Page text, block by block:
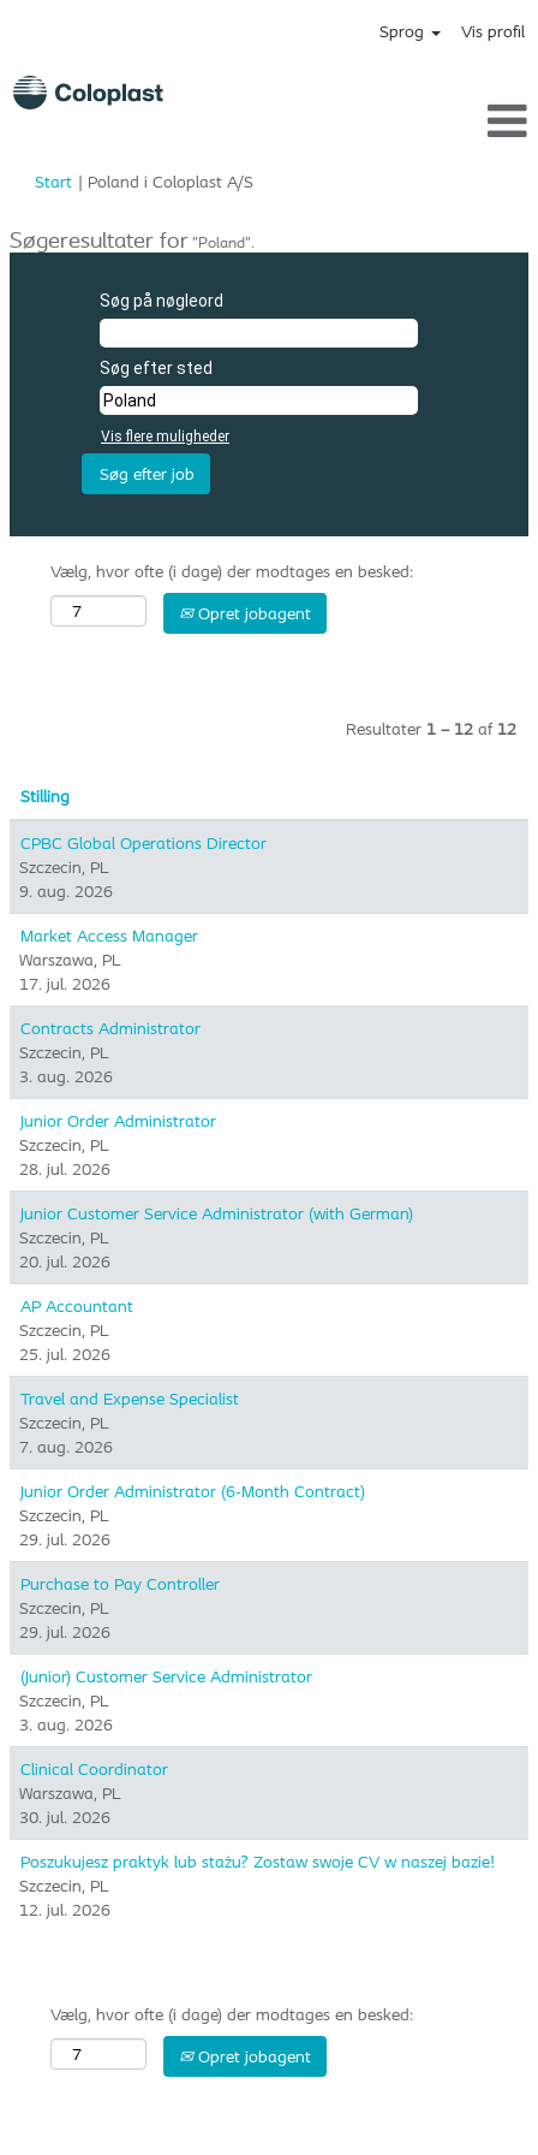
Sprog Vis profil
Start | Poland i Coloplast A/S(aktuel
Søgeresultater for"Poland".
Søg på nøgleord
Søg efter sted
Vis flere muligheder
Vælg, hvor ofte (i dage) der modtages en besked:
Opret jobagent
Resultater 1 – 12 af 12
Stilling
CPBC Global Operations Director
Szczecin, PL
9. aug. 2026
Market Access Manager
Warszawa, PL
17. jul. 2026
Contracts Administrator
Szczecin, PL
3. aug. 2026
Junior Order Administrator
Szczecin, PL
28. jul. 2026
Junior Customer Service Administrator (with German)
Szczecin, PL
20. jul. 2026
AP Accountant
Szczecin, PL
25. jul. 2026
Travel and Expense Specialist
Szczecin, PL
7. aug. 2026
Junior Order Administrator (6-Month Contract)
Szczecin, PL
29. jul. 2026
Purchase to Pay Controller
Szczecin, PL
29. jul. 2026
(Junior) Customer Service Administrator
Szczecin, PL
3. aug. 2026
Clinical Coordinator
Warszawa, PL
30. jul. 2026
Poszukujesz praktyk lub stażu? Zostaw swoje CV w naszej bazie!
Szczecin, PL
12. jul. 2026
Vælg, hvor ofte (i dage) der modtages en besked:
Opret jobagent